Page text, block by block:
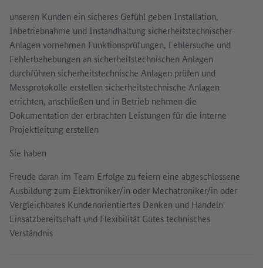
unseren Kunden ein sicheres Gefühl geben Installation,
Inbetriebnahme und Instandhaltung sicherheitstechnischer
Anlagen vornehmen Funktionsprüfungen, Fehlersuche und
Fehlerbehebungen an sicherheitstechnischen Anlagen
durchführen sicherheitstechnische Anlagen prüfen und
Messprotokolle erstellen sicherheitstechnische Anlagen
errichten, anschließen und in Betrieb nehmen die
Dokumentation der erbrachten Leistungen für die interne
Projektleitung erstellen
Sie haben
Freude daran im Team Erfolge zu feiern eine abgeschlossene
Ausbildung zum Elektroniker/in oder Mechatroniker/in oder
Vergleichbares Kundenorientiertes Denken und Handeln
Einsatzbereitschaft und Flexibilität Gutes technisches
Verständnis